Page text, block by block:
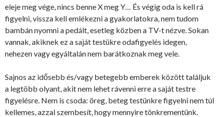
eleje meg vége, nincs benne X meg Y… És végig oda is kell rá
figyelni, vissza kell emlékezni a gyakorlatokra, nem tudom
bambán nyomni a pedált, esetleg közben a TV-t nézve. Sokan
vannak, akiknek ez a saját testükre odafigyelés idegen,
nehezen vagy egyáltalán nem barátkoznak meg vele.
Sajnos az idősebb és/vagy betegebb emberek között találjuk
a legtöbb olyant, akit nem lehet rávenni erre a saját testre
figyelésre. Nem is csoda: öreg, beteg testünkre figyelni nem túl
kellemes, azzal szembesít, hogy mennyire tönkrementünk.